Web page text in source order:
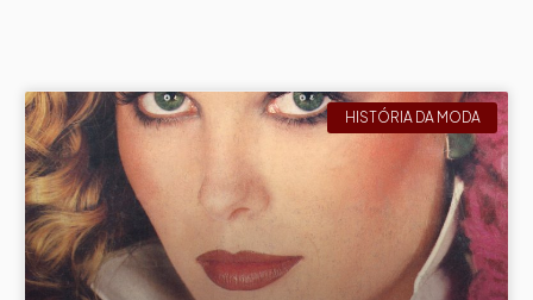
HISTÓRIA DA MODA